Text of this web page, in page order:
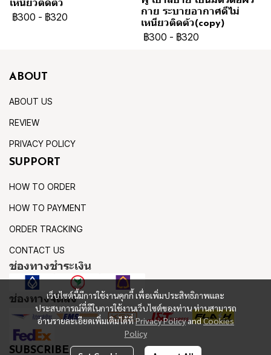
เหนียวติดตัว
฿300 - ฿320
กาย ระบายอากาศดีไม่
เหนียวติดตัว(copy)
฿300 - ฿320
เว็บไซต์นี้มีการใช้งานคุกกี้ เพื่อเพิ่มประสิทธิภาพและ
ประสบการณ์ที่ดีในการใช้งานเว็บไซต์ของท่าน ท่านสามารถ
อ่านรายละเอียดเพิ่มเติมได้ที่Privacy PolicyandCookies
Policy
ABOUT
ABOUT US
REVIEW
PRIVACY POLICY
SUPPORT
HOW TO ORDER
HOW TO PAYMENT
ORDER TRACKING
CONTACT US
ช่องทางชำระเงิน
ช่องทางจัดส่ง
SUBSCRIBE